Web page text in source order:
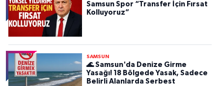
Samsun Spor “Transfer İçin Fırsat
Kolluyoruz”
SAMSUN
🌊 Samsun'da Denize Girme
Yasağı! 18 Bölgede Yasak, Sadece
Belirli Alanlarda Serbest